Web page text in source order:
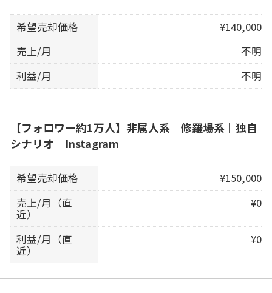
希望売却価格
¥140,000
売上/月
不明
利益/月
不明
【フォロワー約1万人】非属人系 修羅場系｜独自
シナリオ｜Instagram
希望売却価格
¥150,000
売上/月（直
近）
¥0
利益/月（直
近）
¥0